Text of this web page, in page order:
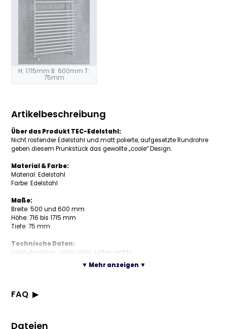
H: 1715mm B: 600mm T:
75mm
Artikelbeschreibung
Über das Produkt TEC-Edelstahl:
Nicht rostender Edelstahl und matt polierte, aufgesetzte Rundrohre
geben diesem Prunkstück das gewollte „coole“ Design.
Material & Farbe:
Material: Edelstahl
Farbe: Edelstahl
Maße:
Breite: 500 und 600 mm
Höhe: 716 bis 1715 mm
Tiefe: 75 mm
Technische Daten:
Vorlaufposition: unten links, unten rechts
Rücklaufposition: unten links, unten rechts
Betriebstemperatur: max. 110°C
Abstand Wand bis Vorderkante Heizkörper: ca. 90 mm
▼ Mehr anzeigen ▼
FAQ
Aus welchem Material ist der Heizkörper gefertigt?
Dateien